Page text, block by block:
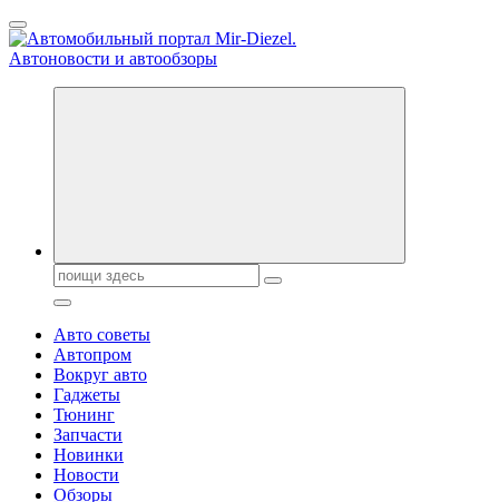
Перейти
к
содержанию
Справочник автомобилиста. Обзор новинок популярных
Поиск:
Авто советы
Автопром
Вокруг авто
Гаджеты
Тюнинг
Запчасти
Новинки
Новости
Обзоры